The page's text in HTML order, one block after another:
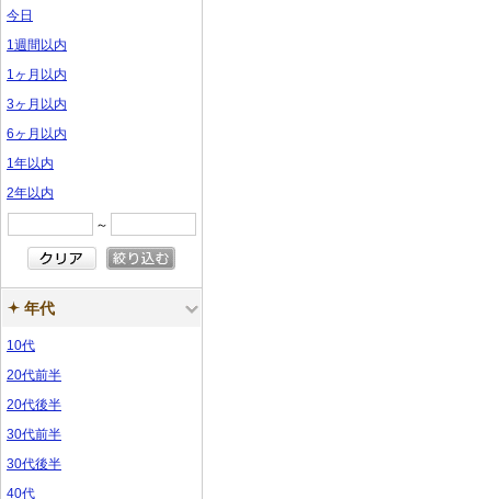
今日
1週間以内
1ヶ月以内
3ヶ月以内
6ヶ月以内
1年以内
2年以内
～
年代
10代
20代前半
20代後半
30代前半
30代後半
40代